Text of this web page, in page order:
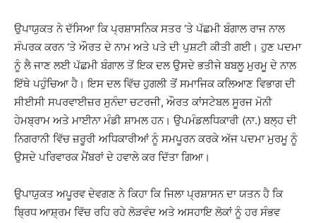
ਉਪਾਯੁਕਤ ਨੇ ਦੱਸਿਆ ਕਿ ਪ੍ਰਸ਼ਾਸਨਿਕ ਸਤਰ ‘ਤੇ ਪੱਛਮੀ ਬੰਗਾਲ ਰਾਜ ਨਾਲ
ਸੰਪਰਕ ਕਰਨ ‘ਤੇ ਔਰਤ ਦੇ ਨਾਮ ਅਤੇ ਪਤੇ ਦੀ ਪੁਸ਼ਟੀ ਕੀਤੀ ਗਈ। ਹੁਣ ਪਦਮਾ
ਨੂੰ ਲੈ ਜਾਣ ਲਈ ਪੱਛਮੀ ਬੰਗਾਲ ਤੋਂ ਇਕ ਦਲ ਉਸਦੇ ਭਤੀਜੇ ਬਬਲੂ ਮੁਰਮੂ ਦੇ ਨਾਲ
ਇੱਥੇ ਪਹੁੰਚਿਆ ਹੈ। ਇਸ ਦਲ ਵਿੱਚ ਹੁਗਲੀ ਤੋਂ ਸਮਾਜਿਕ ਕਲਿਆਣ ਵਿਭਾਗ ਦੀ
ਸੀਈਸੀ ਸਪਰਵਾਈਜ਼ਰ ਸੁਨੰਦਾ ਚਟਰਜੀ, ਔਰਤ ਕਾਂਸਟੇਬਲ ਸੂਰਜ ਮੋਨੀ
ਹੇਮਬ੍ਰਾਮ ਅਤੇ ਮਾਈਨਾ ਮੰਡੀ ਸ਼ਾਮਲ ਹਨ। ਉਪਮੰਡਲਧਿਕਾਰੀ (ਨਾ.) ਬਲ੍ਹ ਦੀ
ਨਿਗਰਾਨੀ ਵਿੱਚ ਜ਼ਰੂਰੀ ਅਧਿਕਾਰੀਆਂ ਨੂੰ ਸਮਪੂਰਨ ਕਰਕੇ ਅੱਜ ਪਦਮਾ ਮੁਰਮੂ ਨੂੰ
ਉਸਦੇ ਪਰਿਵਾਰਕ ਮੈਂਬਰਾਂ ਦੇ ਹਵਾਲੇ ਕਰ ਦਿੱਤਾ ਗਿਆ।
ਉਪਾਯੁਕਤ ਅਪੂਰਵ ਦੇਵਗਣ ਨੇ ਕਿਹਾ ਕਿ ਜਿਲਾ ਪ੍ਰਸ਼ਾਸਨ ਦਾ ਯਤਨ ਹੈ ਕਿ
ਬ੍ਰਿਧ ਆਸ਼੍ਰਮ ਵਿੱਚ ਰਹਿ ਰਹੇ ਲੋੜਵੰਦ ਅਤੇ ਅਸਹਾਇ ਲੋਕਾਂ ਨੂੰ ਹਰ ਸੰਭਵ